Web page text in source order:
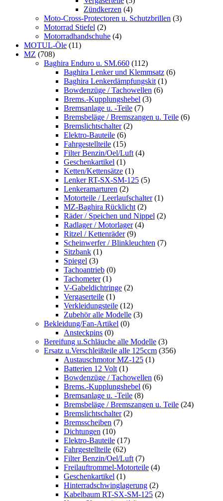
Zündkerzen (4)
Moto-Cross-Protectoren u. Schutzbrillen (3)
Motorrad Stiefel (2)
Motorradhandschuhe (4)
MOTUL-Öle (11)
MZ (708)
Baghira Enduro u. SM.660 (112)
Baghira Lenker und Klemmsatz (6)
Baghira Lenkerdämpfungskit (1)
Bowdenzüge / Tachowellen (6)
Brems.-Kupplungshebel (3)
Bremsanlage u. -Teile (7)
Bremsbeläge / Bremszangen u. Teile (6)
Bremslichtschalter (2)
Elektro-Bauteile (6)
Fahrgestellteile (15)
Filter Benzin/Oel/Luft (4)
Geschenkartikel (1)
Ketten/Kettensätze (1)
Lenker RT-SX-SM-125 (5)
Lenkeramarturen (2)
Motorteile / Leerlaufschalter (1)
MZ-Baghira Rücklicht (2)
Räder / Speichen und Nippel (2)
Radlager / Motorlager (4)
Ritzel / Kettenräder (9)
Scheinwerfer / Blinkleuchten (7)
Sitzbank (1)
Spiegel (3)
Tachoantrieb (0)
Tachometer (1)
V-Gabeldichtringe (2)
Vergaserteile (1)
Verkleidungsteile (12)
Zubehör alle Modelle (3)
Bekleidung/Fan-Artikel (0)
Ansteckpins (0)
Bereifung u.Schläuche alle Modelle (3)
Ersatz u.Verschleißteile alle 125ccm (356)
Austauschmotor MZ-125 (1)
Batterien 12 Volt (1)
Bowdenzüge / Tachowellen (6)
Brems.-Kupplungshebel (6)
Bremsanlage u. -Teile (8)
Bremsbeläge / Bremszangen u. Teile (24)
Bremslichtschalter (2)
Bremsscheiben (7)
Dichtungen (10)
Elektro-Bauteile (17)
Fahrgestellteile (62)
Filter Benzin/Oel/Luft (7)
Freilauftrommel-Motorteile (4)
Geschenkartikel (1)
Hinterradschwinglagerung (2)
Kabelbaum RT-SX-SM-125 (2)